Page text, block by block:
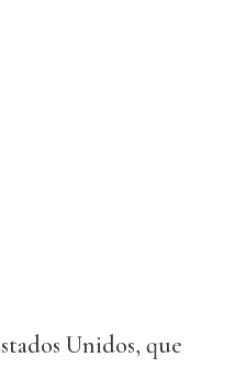
Unidos, que